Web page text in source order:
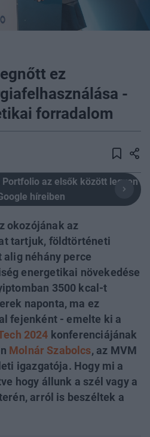
ez
-
forradalom
Portfolio az elsők között legyen
híreiben
okozójának az
tartjuk, földtörténeti
alig néhány perce
energetikai növekedése
3500 kcal-t
naponta, ma ez
fejenként - emelte ki a
2024 konferenciájának
Molnár Szabolcs, az MVM
igazgatója. Hogy mi a
hogy állunk a szél vagy a
arról is beszéltek a